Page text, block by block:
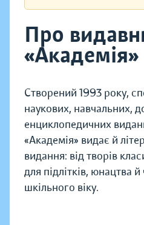
Про
«Академія»
Створений 1993 року,
наукових, навчальних,
енциклопедичних
«Академія» видає й
видання: від творів
для підлітків, юнацтва
шкільного віку.